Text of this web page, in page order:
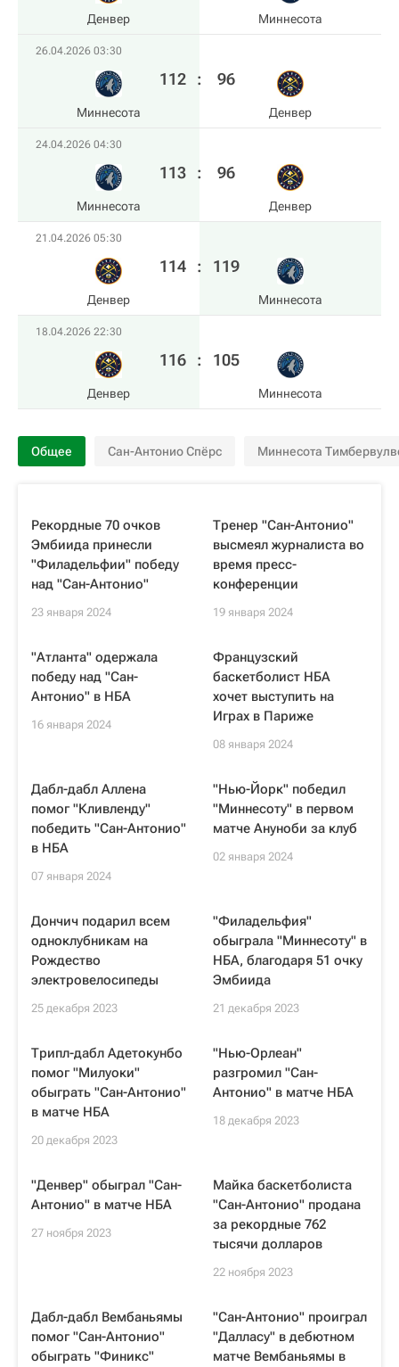
Денвер Миннесота
26.04.2026 03:30
Миннесота
112 : 96
Денвер
24.04.2026 04:30
Миннесота
113 : 96
Денвер
21.04.2026 05:30
Денвер
114 : 119
Миннесота
18.04.2026 22:30
Денвер
116 : 105
Миннесота
Общее Сан-Антонио Спёрс Миннесота
Рекордные 70 очков
Эмбиида принесли
"Филадельфии" победу
над "Сан-Антонио"
23 января 2024
Тренер "Сан-Антонио"
высмеял журналиста во
время пресс-
конференции
19 января 2024
"Атланта" одержала
победу над "Сан-
Антонио" в НБА
16 января 2024
Французский
баскетболист НБА
хочет выступить на
Играх в Париже
08 января 2024
Дабл-дабл Аллена
помог "Кливленду"
победить "Сан-Антонио"
в НБА
07 января 2024
"Нью-Йорк" победил
"Миннесоту" в первом
матче Ануноби за клуб
02 января 2024
Дончич подарил всем
одноклубникам на
Рождество
электровелосипеды
25 декабря 2023
"Филадельфия"
обыграла "Миннесоту" в
НБА, благодаря 51 очку
Эмбиида
21 декабря 2023
Трипл-дабл Адетокунбо
помог "Милуоки"
обыграть "Сан-Антонио"
в матче НБА
20 декабря 2023
"Нью-Орлеан"
разгромил "Сан-
Антонио" в матче НБА
18 декабря 2023
"Денвер" обыграл "Сан-
Антонио" в матче НБА
27 ноября 2023
Майка баскетболиста
"Сан-Антонио" продана
за рекордные 762
тысячи долларов
22 ноября 2023
Дабл-дабл Вембаньямы
помог "Сан-Антонио"
обыграть "Финикс"
"Сан-Антонио" проиграл
"Далласу" в дебютном
матче Вембаньямы в